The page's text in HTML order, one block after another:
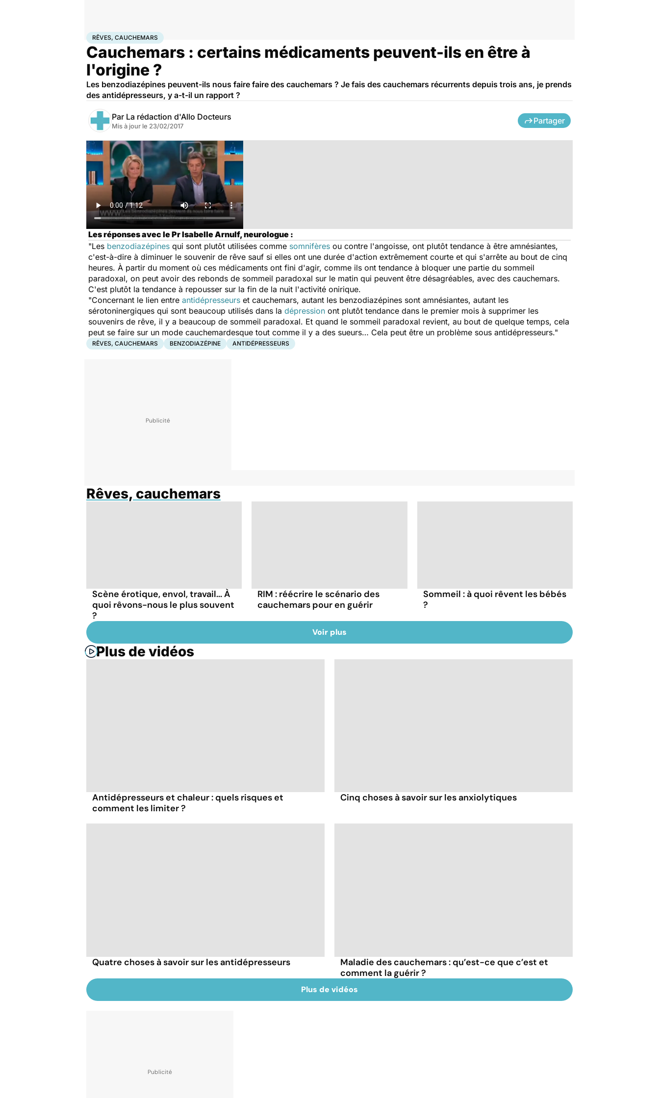
AccueilSantéRêves, cauchemars
RÊVES, CAUCHEMARS
Cauchemars : certains médicaments peuvent-ils en être à
l'origine ?
Les benzodiazépines peuvent-ils nous faire faire des cauchemars ? Je fais des cauchemars récurrents depuis trois ans, je prends
des antidépresseurs, y a-t-il un rapport ?
Par La rédaction d'Allo Docteurs
Mis à jour le 23/02/2017
Partager
Les réponses avec le Pr Isabelle Arnulf, neurologue :
"Les benzodiazépines qui sont plutôt utilisées comme somnifères ou contre l'angoisse, ont plutôt tendance à être amnésiantes,
c'est-à-dire à diminuer le souvenir de rêve sauf si elles ont une durée d'action extrêmement courte et qui s'arrête au bout de cinq
heures. À partir du moment où ces médicaments ont fini d'agir, comme ils ont tendance à bloquer une partie du sommeil
paradoxal, on peut avoir des rebonds de sommeil paradoxal sur le matin qui peuvent être désagréables, avec des cauchemars.
C'est plutôt la tendance à repousser sur la fin de la nuit l'activité onirique.
"Concernant le lien entre antidépresseurs et cauchemars, autant les benzodiazépines sont amnésiantes, autant les
sérotoninergiques qui sont beaucoup utilisés dans la dépression ont plutôt tendance dans le premier mois à supprimer les
souvenirs de rêve, il y a beaucoup de sommeil paradoxal. Et quand le sommeil paradoxal revient, au bout de quelque temps, cela
peut se faire sur un mode cauchemardesque tout comme il y a des sueurs… Cela peut être un problème sous antidépresseurs."
RÊVES, CAUCHEMARS BENZODIAZÉPINE ANTIDÉPRESSEURS
Rêves, cauchemars
Scène érotique, envol, travail... À
quoi rêvons-nous le plus souvent
?
RIM : réécrire le scénario des
cauchemars pour en guérir
Sommeil : à quoi rêvent les bébés
?
Voir plus
Plus de vidéos
Antidépresseurs et chaleur : quels risques et
comment les limiter ?
Cinq choses à savoir sur les anxiolytiques
Quatre choses à savoir sur les antidépresseurs
Maladie des cauchemars : qu’est-ce que c’est et
comment la guérir ?
Plus de vidéos